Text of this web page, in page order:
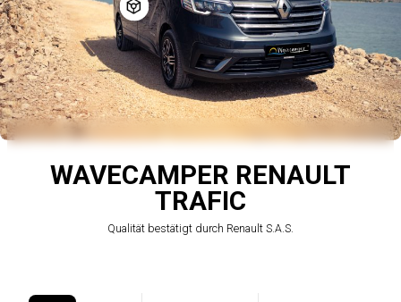
WAVECAMPER RENAULT
TRAFIC
Qualität bestätigt durch Renault S.A.S.